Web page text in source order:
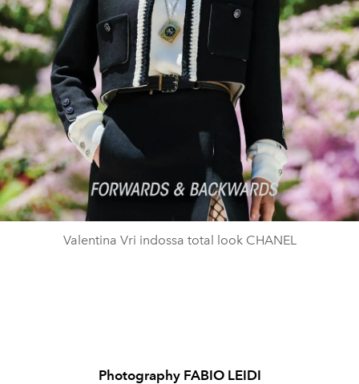
Valentina Vri indossa total look CHANEL
Photography FABIO LEIDI